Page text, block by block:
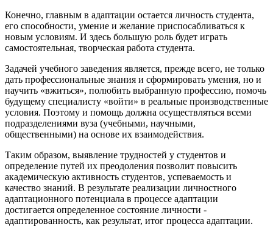
Конечно, главным в адаптации остается личность студента,
его способности, умение и желание приспосабливаться к
новым условиям. И здесь большую роль будет играть
самостоятельная, творческая работа студента.
Задачей учебного заведения является, прежде всего, не только
дать профессиональные знания и сформировать умения, но и
научить «вжиться», полюбить выбранную профессию, помочь
будущему специалисту «войти» в реальные производственные
условия. Поэтому и помощь должна осуществляться всеми
подразделениями вуза (учебными, научными,
общественными) на основе их взаимодействия.
Таким образом, выявление трудностей у студентов и
определение путей их преодоления позволит повысить
академическую активность студентов, успеваемость и
качество знаний. В результате реализации личностного
адаптационного потенциала в процессе адаптации
достигается определенное состояние личности -
адаптированность, как результат, итог процесса адаптации.